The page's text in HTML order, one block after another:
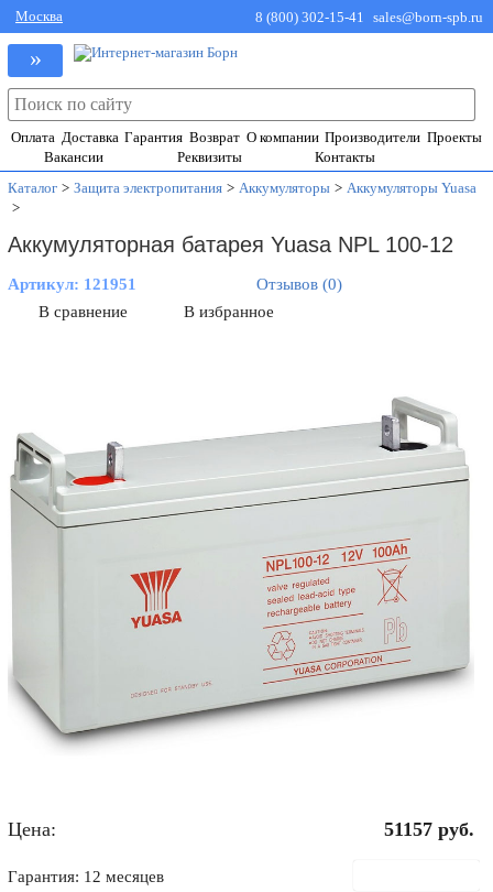
Москва 8 (800) 302-15-41 sales@born-spb.ru
»
Оплата Доставка Гарантия Возврат О компании Производители Проекты
Вакансии
Реквизиты
Контакты
Каталог > Защита электропитания > Аккумуляторы > Аккумуляторы Yuasa
>
Аккумуляторная батарея Yuasa NPL 100-12
Артикул: 121951
Отзывов (0)
В сравнение
В избранное
Цена: 51157 руб.
Гарантия: 12 месяцев